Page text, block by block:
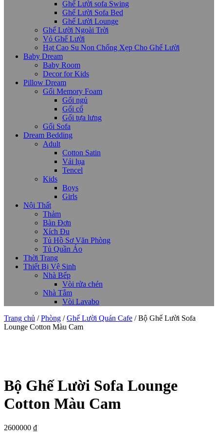
Ghế Lười sofa Swing
Ghế Lười Sofa Bed
Ghế Lười Lounge
Ghế Lười Ngoài Trời
Vỏ Ghế Lười
Hạt Cao Su Non Chống Xẹp Cho Ghế Lười
Baby Dream
Baby Room
Decor for Kids
Pillow Dream
Gối Memory Foam
Gối ngủ
Gối cổ
Gối tựa lưng
Gối Sofa
Dream Bedding
Adult
Cotton Satin
Vải lụa
Tencel
Kids
Boys
Girls
Nội Thất
Thảm
Bàn Đơn
Xích Đu
Tủ Hồ Sơ Văn Phòng
Tủ Quần Áo
Thời Trang
Thiết Bị Vệ Sinh
Nhà Bếp
Vòi rửa chén
Nhà Tắm
Vòi Lavabo
Trang chủ /Phòng /Ghế Lười Quán Cafe / Bộ Ghế Lười Sofa
Lounge Cotton Màu Cam
Bộ Ghế Lười Sofa Lounge
Cotton Màu Cam
2600000 ₫